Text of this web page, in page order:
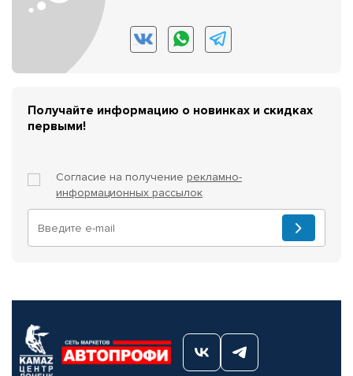
Получайте информацию о новинках и скидках
первыми!
Согласие на получение рекламно-
информационных рассылок